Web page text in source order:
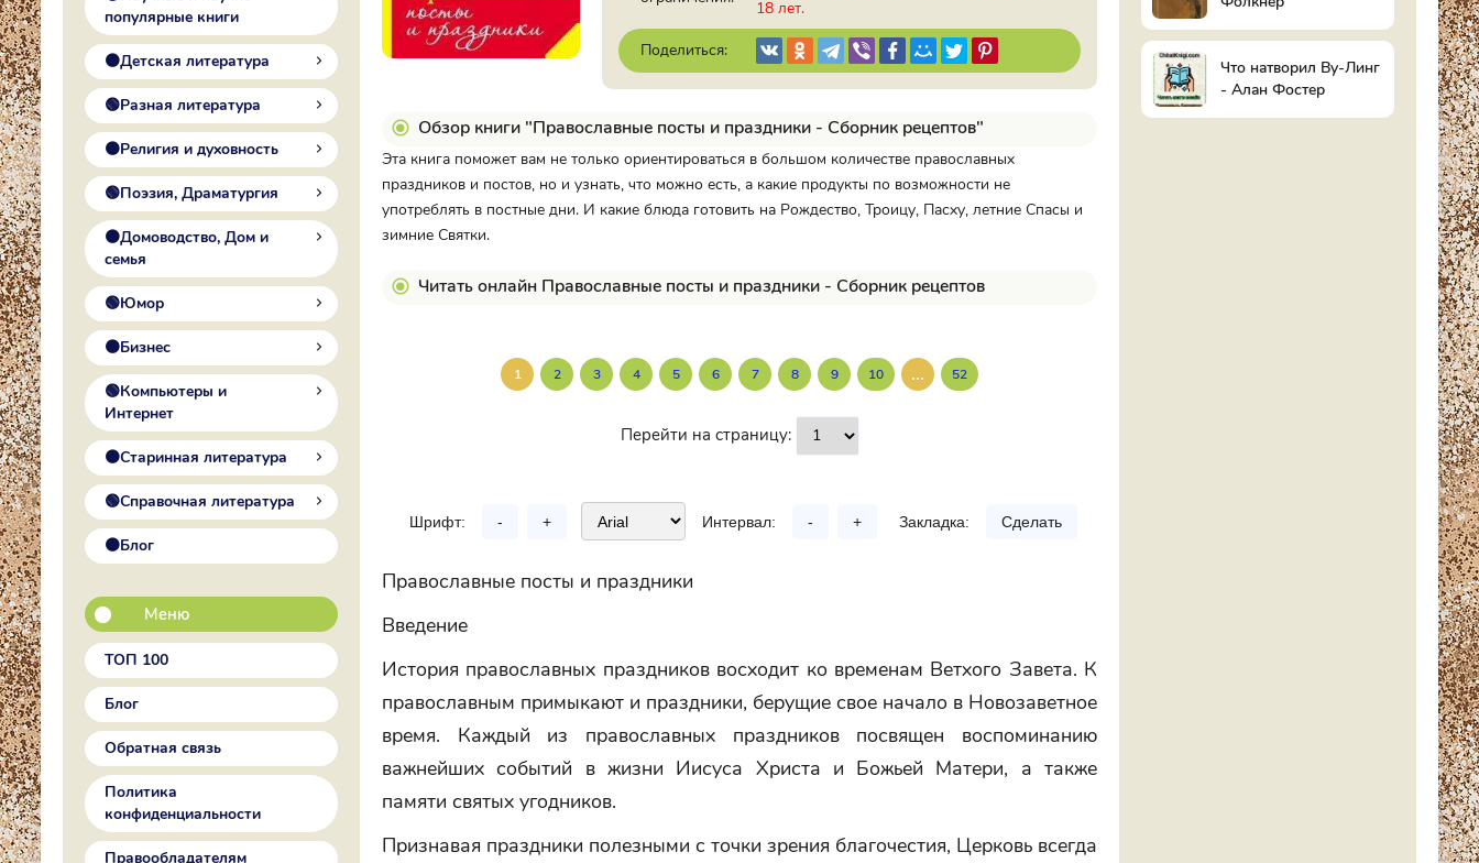
популярные книги
🟠Детская литература
🟢Разная литература
🟠Религия и духовность
🟢Поэзия, Драматургия
🟠Домоводство, Дом и
семья
🟢Юмор
🟠Бизнес
🟢Компьютеры и
Интернет
🟠Старинная литература
🟢Справочная литература
🟠Блог
Меню
ТОП 100
Блог
Обратная связь
Политика
конфиденциальности
Правообладателям
18 лет.
Поделиться:
Обзор книги "Православные посты и праздники - Сборник рецептов"
Эта книга поможет вам не только ориентироваться в большом количестве православных
праздников и постов, но и узнать, что можно есть, а какие продукты по возможности не
употреблять в постные дни. И какие блюда готовить на Рождество, Троицу, Пасху, летние Спасы и
зимние Святки.
Читать онлайн Православные посты и праздники - Сборник рецептов
1 2 3 4 5 6 7 8 9 10 ... 52
Перейти на страницу:
Шрифт: - + Интервал: - + Закладка: Сделать
Православные посты и праздники
Введение
История православных праздников восходит ко временам Ветхого Завета. К
православным примыкают и праздники, берущие свое начало в Новозаветное
время. Каждый из православных праздников посвящен воспоминанию
важнейших событий в жизни Иисуса Христа и Божьей Матери, а также
памяти святых угодников.
Признавая праздники полезными с точки зрения благочестия, Церковь всегда
Что натворил Ву-Линг
- Алан Фостер